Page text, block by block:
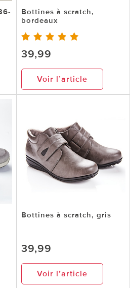
Bottines à scratch,
bordeaux
39,99
Voir l’article
Bottines à scratch, gris
39,99
Voir l’article